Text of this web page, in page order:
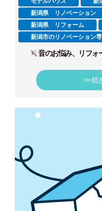
新潟県 リノベーション
新潟県 リフォーム
新潟市のリノベーション
音のお悩み、リフォ
>> 続